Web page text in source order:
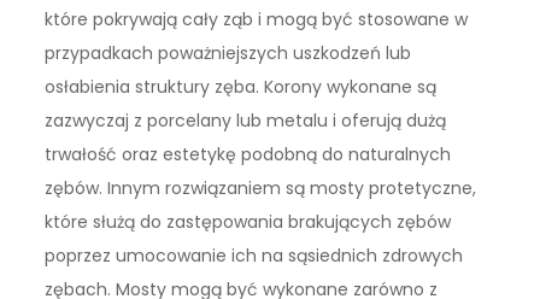
które pokrywają cały ząb i mogą być stosowane w
przypadkach poważniejszych uszkodzeń lub
osłabienia struktury zęba. Korony wykonane są
zazwyczaj z porcelany lub metalu i oferują dużą
trwałość oraz estetykę podobną do naturalnych
zębów. Innym rozwiązaniem są mosty protetyczne,
które służą do zastępowania brakujących zębów
poprzez umocowanie ich na sąsiednich zdrowych
zębach. Mosty mogą być wykonane zarówno z